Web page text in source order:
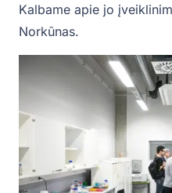
Kalbame apie jo
Norkūnas.